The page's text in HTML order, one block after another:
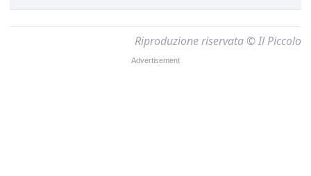
Riproduzione riservata © Il Piccolo